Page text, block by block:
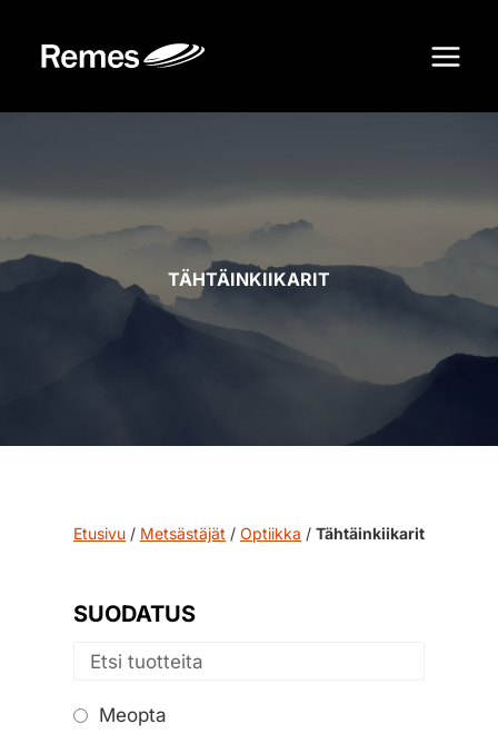
sisältöön
TÄHTÄINKIIKARIT
Etusivu / Metsästäjät / Optiikka / Tähtäinkiikarit
SUODATUS
Meopta